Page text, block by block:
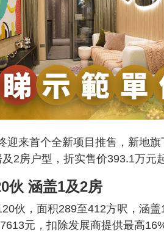
迎来首个全新项目推售，新地
2房户型，折实售价393.1万元
伙 涵盖1及2房
伙，面积289至412方呎，涵
元，扣除发展商提供最高